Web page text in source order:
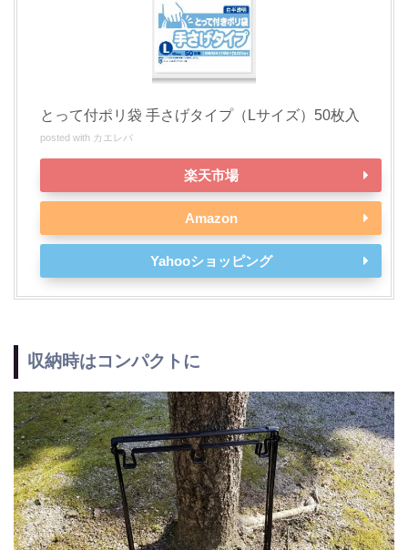
とって付ポリ袋 手さげタイプ（Lサイズ）50枚入
posted with カエレバ
楽天市場
Amazon
Yahooショッピング
収納時はコンパクトに